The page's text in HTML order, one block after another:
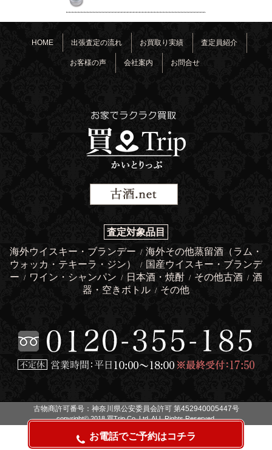
HOME 出張査定の流れ お買取り実績 査定員紹介
お客様の声 会社案内 お問合せ
査定対象品目
海外ウイスキー・ブランデー / 海外その他蒸留酒（ラム・
ウォッカ・テキーラ・ジン）
/ 国産ウイスキー・ブランデ
ー / ワイン・シャンパン / 日本酒・焼酎 / その他古酒 / 酒
器・空きボトル / その他
古物商許可番号：神奈川県公安委員会許可 第452940005447号
copyright© 2018 買Trip Co.,Ltd. ALL Rights Reserved.
お電話でご予約はコチラ